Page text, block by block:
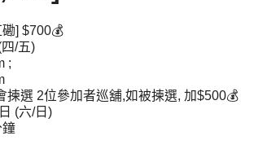
] $700💰
/五)
;
選 2位參加者巡舖,如被揀選, 加$500💰
(六/日)